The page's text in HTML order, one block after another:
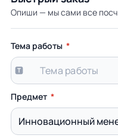
Опиши — мы сами все
Тема работы
Предмет